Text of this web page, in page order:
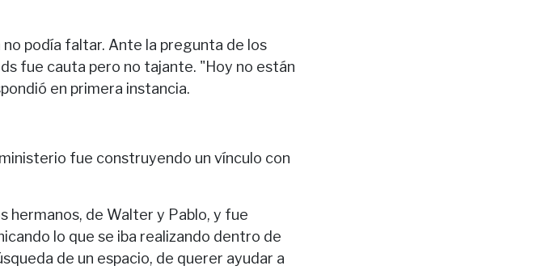
podía faltar. Ante la pregunta de los
fue cauta pero no tajante. "Hoy no están
en primera instancia.
fue construyendo un vínculo con
hermanos, de Walter y Pablo, y fue
lo que se iba realizando dentro de
de un espacio, de querer ayudar a